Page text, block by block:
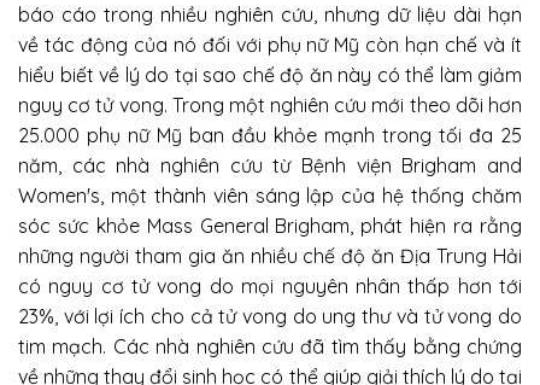
báo cáo trong nhiều nghiên cứu, nhưng dữ liệu dài hạn
về tác động của nó đối với phụ nữ Mỹ còn hạn chế và ít
hiểu biết về lý do tại sao chế độ ăn này có thể làm giảm
nguy cơ tử vong. Trong một nghiên cứu mới theo dõi hơn
25.000 phụ nữ Mỹ ban đầu khỏe mạnh trong tối đa 25
năm, các nhà nghiên cứu từ Bệnh viện Brigham and
Women's, một thành viên sáng lập của hệ thống chăm
sóc sức khỏe Mass General Brigham, phát hiện ra rằng
những người tham gia ăn nhiều chế độ ăn Địa Trung Hải
có nguy cơ tử vong do mọi nguyên nhân thấp hơn tới
23%, với lợi ích cho cả tử vong do ung thư và tử vong do
tim mạch. Các nhà nghiên cứu đã tìm thấy bằng chứng
về những thay đổi sinh học có thể giúp giải thích lý do tại